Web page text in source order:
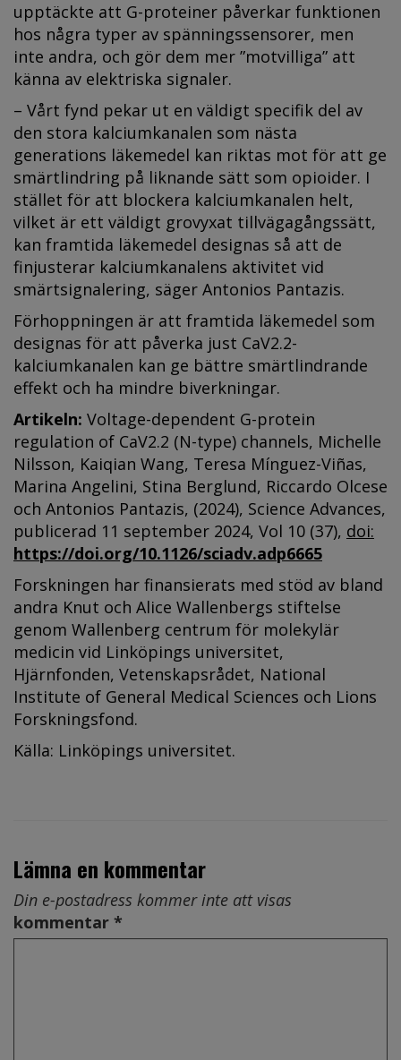
upptäckte att G-proteiner påverkar funktionen
hos några typer av spänningssensorer, men
inte andra, och gör dem mer ”motvilliga” att
känna av elektriska signaler.
– Vårt fynd pekar ut en väldigt specifik del av
den stora kalciumkanalen som nästa
generations läkemedel kan riktas mot för att ge
smärtlindring på liknande sätt som opioider. I
stället för att blockera kalciumkanalen helt,
vilket är ett väldigt grovyxat tillvägagångssätt,
kan framtida läkemedel designas så att de
finjusterar kalciumkanalens aktivitet vid
smärtsignalering, säger Antonios Pantazis.
Förhoppningen är att framtida läkemedel som
designas för att påverka just CaV2.2-
kalciumkanalen kan ge bättre smärtlindrande
effekt och ha mindre biverkningar.
Artikeln: Voltage-dependent G-protein
regulation of CaV2.2 (N-type) channels, Michelle
Nilsson, Kaiqian Wang, Teresa Mínguez-Viñas,
Marina Angelini, Stina Berglund, Riccardo Olcese
och Antonios Pantazis, (2024), Science Advances,
publicerad 11 september 2024, Vol 10 (37), doi:
https://doi.org/10.1126/sciadv.adp6665
Forskningen har finansierats med stöd av bland
andra Knut och Alice Wallenbergs stiftelse
genom Wallenberg centrum för molekylär
medicin vid Linköpings universitet,
Hjärnfonden, Vetenskapsrådet, National
Institute of General Medical Sciences och Lions
Forskningsfond.
Källa: Linköpings universitet.
Lämna en kommentar
Din e-postadress kommer inte att visas
kommentar *